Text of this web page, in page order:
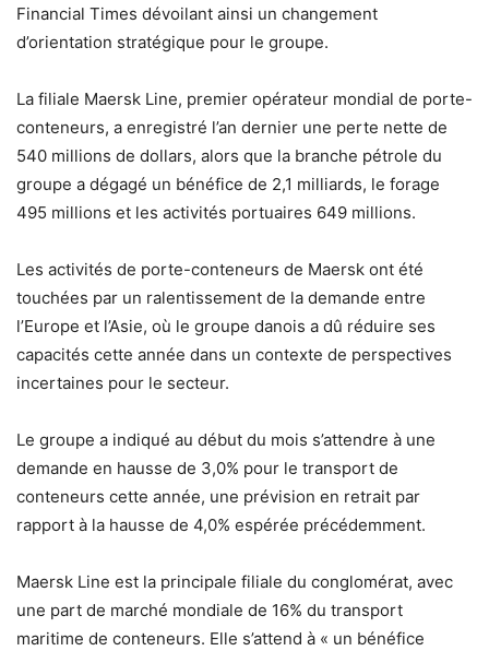
Financial Times dévoilant ainsi un changement
d’orientation stratégique pour le groupe.
La filiale Maersk Line, premier opérateur mondial de porte-
conteneurs, a enregistré l’an dernier une perte nette de
540 millions de dollars, alors que la branche pétrole du
groupe a dégagé un bénéfice de 2,1 milliards, le forage
495 millions et les activités portuaires 649 millions.
Les activités de porte-conteneurs de Maersk ont été
touchées par un ralentissement de la demande entre
l’Europe et l’Asie, où le groupe danois a dû réduire ses
capacités cette année dans un contexte de perspectives
incertaines pour le secteur.
Le groupe a indiqué au début du mois s’attendre à une
demande en hausse de 3,0% pour le transport de
conteneurs cette année, une prévision en retrait par
rapport à la hausse de 4,0% espérée précédemment.
Maersk Line est la principale filiale du conglomérat, avec
une part de marché mondiale de 16% du transport
maritime de conteneurs. Elle s’attend à « un bénéfice